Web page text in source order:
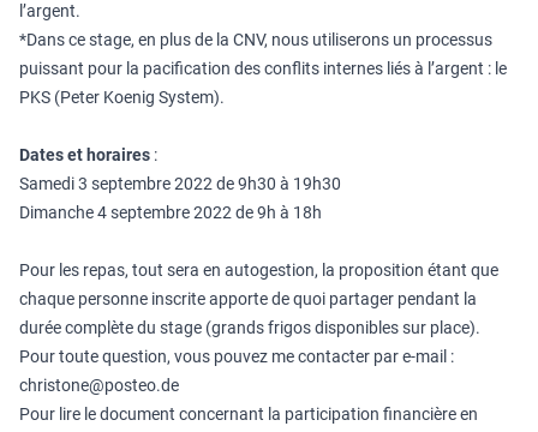
l’argent.
*Dans ce stage, en plus de la CNV, nous utiliserons un processus
puissant pour la pacification des conflits internes liés à l’argent : le
PKS (Peter Koenig System).
Dates et horaires :
Samedi 3 septembre 2022 de 9h30 à 19h30
Dimanche 4 septembre 2022 de 9h à 18h
Pour les repas, tout sera en autogestion, la proposition étant que
chaque personne inscrite apporte de quoi partager pendant la
durée complète du stage (grands frigos disponibles sur place).
Pour toute question, vous pouvez me contacter par e-mail :
christone@posteo.de
Pour lire le document concernant la participation financière en